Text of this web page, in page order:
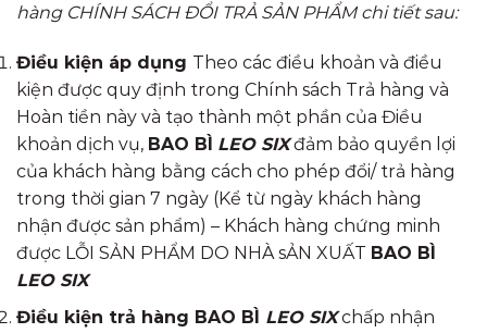
hàng CHÍNH SÁCH ĐỔI TRẢ SẢN PHẨM chi tiết sau:
Điều kiện áp dụng Theo các điều khoản và điều
kiện được quy định trong Chính sách Trả hàng và
Hoàn tiền này và tạo thành một phần của Điều
khoản dịch vụ, BAO BÌ LEO SIXđảm bảo quyền lợi
của khách hàng bằng cách cho phép đổi/ trả hàng
trong thời gian 7 ngày (Kể từ ngày khách hàng
nhận được sản phẩm) – Khách hàng chứng minh
được LỖI SẢN PHẨM DO NHÀ sẢN XUẤT BAO BÌ
LEO SIX
Điều kiện trả hàng BAO BÌ LEO SIXchấp nhận